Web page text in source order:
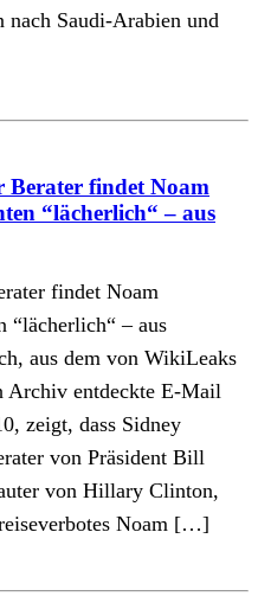
nach Saudi-Arabien und
Berater findet Noam
“lächerlich“ – aus
findet Noam
“lächerlich“ – aus
aus dem von WikiLeaks
Archiv entdeckte E-Mail
zeigt, dass Sidney
von Präsident Bill
von Hillary Clinton,
Noam […]